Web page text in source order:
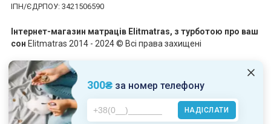
300₴за номер телефону
НАДІСЛАТИ
ІПН/ЄДРПОУ: 3421506590
Інтернет-магазин матраців Elitmatras, з турботою про ваш
сон Elitmatras 2014 - 2024 © Всі права захищені
Приймаємо платежі